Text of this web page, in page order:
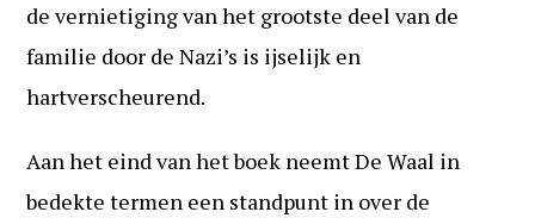
de vernietiging van het grootste deel van de
familie door de Nazi’s is ijselijk en
hartverscheurend.
Aan het eind van het boek neemt De Waal in
bedekte termen een standpunt in over de